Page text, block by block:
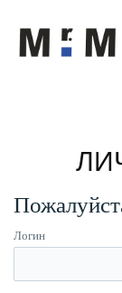
Логин